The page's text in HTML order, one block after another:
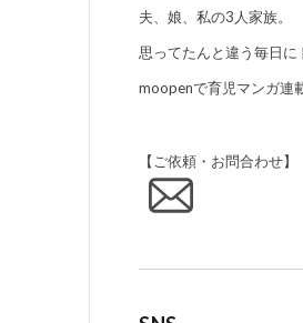
夫、娘、私の3人家族。
思ってたんと違う毎日に
moopenで育児マンガ連
【ご依頼・お問合わせ】